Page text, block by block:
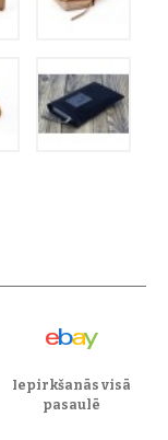
Iepirkšanās visā
pasaulē